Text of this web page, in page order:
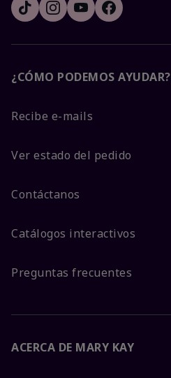
¿CÓMO PODEMOS AYUDAR?
Recibe e-mails
Ver estado del pedido
Contáctanos
Catálogos interactivos
Preguntas frecuentes
ACERCA DE MARY KAY